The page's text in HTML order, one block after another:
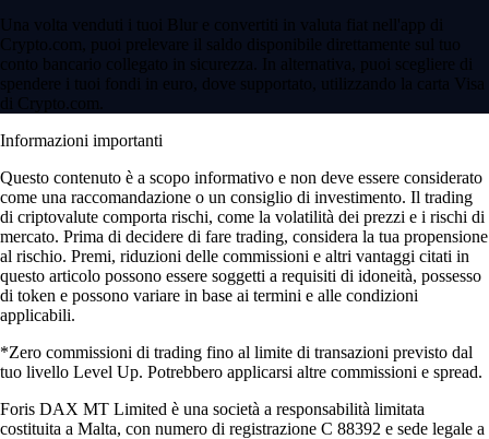
Una volta venduti i tuoi Blur e convertiti in valuta fiat nell'app di
Crypto.com, puoi prelevare il saldo disponibile direttamente sul tuo
conto bancario collegato in sicurezza. In alternativa, puoi scegliere di
spendere i tuoi fondi in euro, dove supportato, utilizzando la carta Visa
di Crypto.com.
Informazioni importanti
Questo contenuto è a scopo informativo e non deve essere considerato
come una raccomandazione o un consiglio di investimento. Il trading
di criptovalute comporta rischi, come la volatilità dei prezzi e i rischi di
mercato. Prima di decidere di fare trading, considera la tua propensione
al rischio. Premi, riduzioni delle commissioni e altri vantaggi citati in
questo articolo possono essere soggetti a requisiti di idoneità, possesso
di token e possono variare in base ai termini e alle condizioni
applicabili.
*Zero commissioni di trading fino al limite di transazioni previsto dal
tuo livello Level Up. Potrebbero applicarsi altre commissioni e spread.
Foris DAX MT Limited è una società a responsabilità limitata
costituita a Malta, con numero di registrazione C 88392 e sede legale a